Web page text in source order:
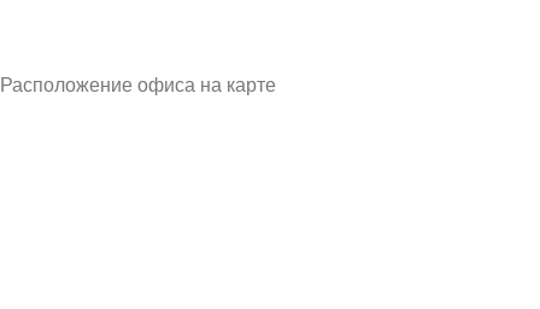
Расположение офиса на карте